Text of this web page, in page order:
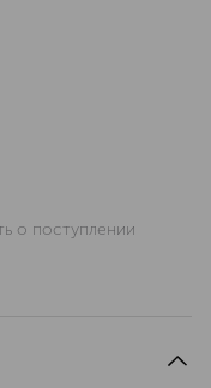
о поступлении